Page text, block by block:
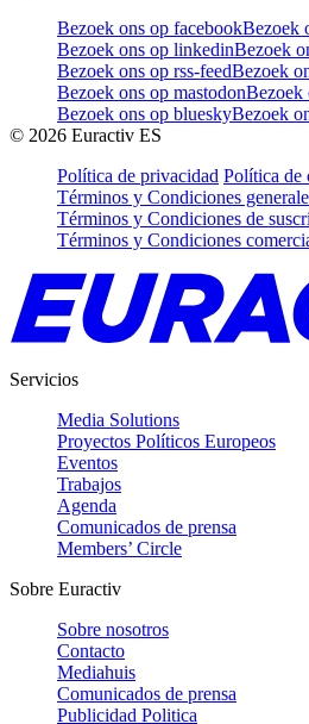
Bezoek ons op facebookBezoek
Bezoek ons op linkedinBezoek
Bezoek ons op rss-feedBezoek
Bezoek ons op mastodonBezoek
Bezoek ons op blueskyBezoek
© 2026 Euractiv ES
Política de privacidad Política de
Términos y Condiciones
Términos y Condiciones de
Términos y Condiciones
Servicios
Media Solutions
Proyectos Políticos Europeos
Eventos
Trabajos
Agenda
Comunicados de prensa
Members’ Circle
Sobre Euractiv
Sobre nosotros
Contacto
Mediahuis
Comunicados de prensa
Publicidad Politica